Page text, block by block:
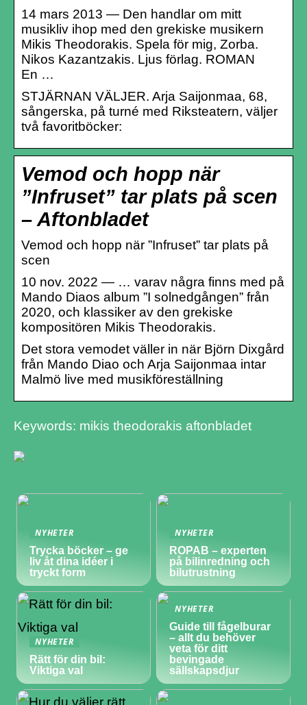
14 mars 2013 — Den handlar om mitt
musikliv ihop med den grekiske musikern
Mikis Theodorakis. Spela för mig, Zorba.
Nikos Kazantzakis. Ljus förlag. ROMAN
En …
STJÄRNAN VÄLJER. Arja Saijonmaa, 68,
sångerska, på turné med Riksteatern, väljer
två favoritböcker:
Vemod och hopp när
”Infruset” tar plats på scen
– Aftonbladet
Vemod och hopp när ”Infruset” tar plats på
scen
10 nov. 2022 — … varav några finns med på
Mando Diaos album ”I solnedgången” från
2020, och klassiker av den grekiske
kompositören Mikis Theodorakis.
Det stora vemodet väller in när Björn Dixgård
från Mando Diao och Arja Saijonmaa intar
Malmö live med musikföreställning
Keywords: mikis theodorakis aftonbladet
NYHETER
Trycka böcker – ge
liv åt dina idéer i
tryckt form
NYHETER
ROPAB – experten
på bilinredning och
bilutrustning
NYHETER
Rätt för din bil:
Viktiga val
NYHETER
Guide till fågelburar
– allt du behöver
veta för ditt
bevingade
sällskapsdjur